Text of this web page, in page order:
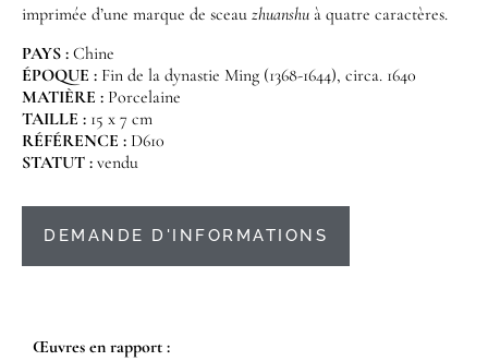
imprimée d’une marque de sceau zhuanshu à quatre caractères.
PAYS : Chine
ÉPOQUE : Fin de la dynastie Ming (1368-1644), circa. 1640
MATIÈRE : Porcelaine
TAILLE : 15 x 7 cm
RÉFÉRENCE : D610
STATUT : vendu
DEMANDE D'INFORMATIONS
Œuvres en rapport :​